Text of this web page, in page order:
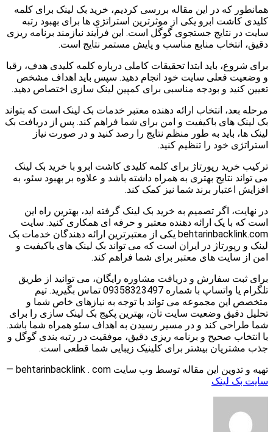
همانطور که در این مقاله بررسی کردیم، خرید بک لینک برای کلمه
کلیدی کاشت ابرو یکی از موثرترین استراتژی ها برای بهبود رتبه
سایت در نتایج جستجوی گوگل است. این فرآیند نیازمند برنامه ریزی
دقیق، انتخاب منابع مناسب و پایش مستمر نتایج است.
برای شروع، باید ابتدا تحقیقات کاملی درباره کلمه کلیدی هدف، رقبا
و وضعیت فعلی سایت خود انجام دهید. سپس باید اهداف مشخص
تعیین کنید و بودجه مناسبی برای کمپین لینک سازی اختصاص دهید.
مرحله بعد، انتخاب ارائه دهنده معتبر خدمات بک لینک است که بتواند
بک لینک های باکیفیت و امن برای شما فراهم کند. پس از دریافت بک
لینک ها، باید به طور منظم نتایج را رصد کنید و در صورت نیاز
استراتژی خود را تنظیم کنید.
ترکیب خرید رپورتاژ برای کلمه کلیدی کاشت ابرو با خرید بک لینک
می تواند نتایج بهتری به همراه داشته باشد و علاوه بر بهبود سئو، به
افزایش اعتبار برند شما نیز کمک کند.
در نهایت، اگر تصمیم به خرید بک لینک گرفته اید، بهترین راه این
است که با یک ارائه دهنده معتبر و حرفه ای همکاری کنید. سایت
behtarinbacklink.com یکی از معتبرترین ارائه دهندگان خدمات بک
لینک و رپورتاژ در ایران است که می تواند بک لینک های باکیفیت و
امن از سایت های معتبر برای شما فراهم کند.
برای ثبت سفارش و دریافت مشاوره رایگان، می توانید از طریق
تلگرام یا واتساپ با شماره 09358323497 تماس بگیرید. تیم
متخصص این مجموعه می تواند با توجه به نیازهای خاص شما و
تحلیل دقیق وضعیت سایت تان، بهترین پکیج بک لینک سازی را برای
شما طراحی کند و در مسیر رسیدن به اهداف سئو همراه شما باشد.
با انتخاب صحیح و برنامه ریزی دقیق، موفقیت در رتبه بندی گوگل و
جذب مشتریان بیشتر برای کلینیک زیبایی شما قطعی است.
تهیه و تدوین این مقاله توسط وب سایت behtarinbacklink . com —
سایت بک لینک